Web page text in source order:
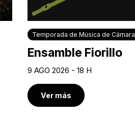
Temporada de Música de Cámara
Ensamble Fiorillo
9 AGO 2026 - 18 H
Ver más